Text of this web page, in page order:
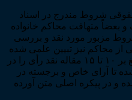
شروط مندرج در اسناد
بعضاً متهافت محاکم خانواده
مزبور مورد نقد و بررسی
از محاکم نیز تبیین علمی شده
است؛ به نحوی که این اثر تقریباً بالغ بر ۱۰ تا ۱۵ مقاله نقد رأی را در
تا آرای خاص و برجسته در
در پیکره اصلی متن آورده